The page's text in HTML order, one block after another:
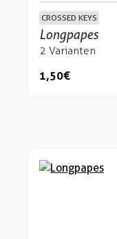
CROSSED KEYS
Longpapes
2 Varianten
1,50 €